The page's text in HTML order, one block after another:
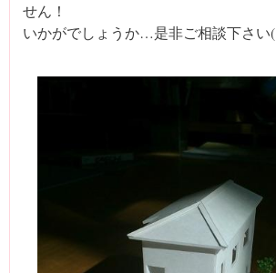
せん！
いかがでしょうか…是非ご相談下さ